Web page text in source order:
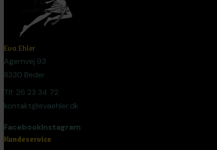
Eva Ehler
Agernvej 93
8330 Beder
Tlf. 26 23 34 72
kontakt@evaehler.dk
FacebookInstagram
Kundeservice